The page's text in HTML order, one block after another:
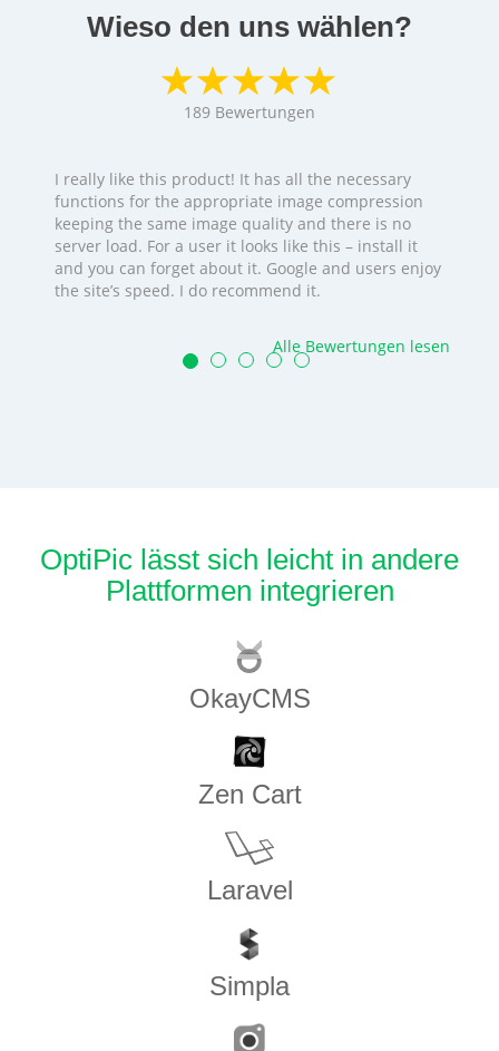
Wieso den uns wählen?
189 Bewertungen
I really like this product! It has all the necessary
functions for the appropriate image compression
keeping the same image quality and there is no
server load. For a user it looks like this – install it
and you can forget about it. Google and users enjoy
the site’s speed. I do recommend it.
Alle Bewertungen lesen
OptiPic lässt sich leicht in andere
Plattformen integrieren
OkayCMS
Zen​ ​Cart
Laravel
Simpla